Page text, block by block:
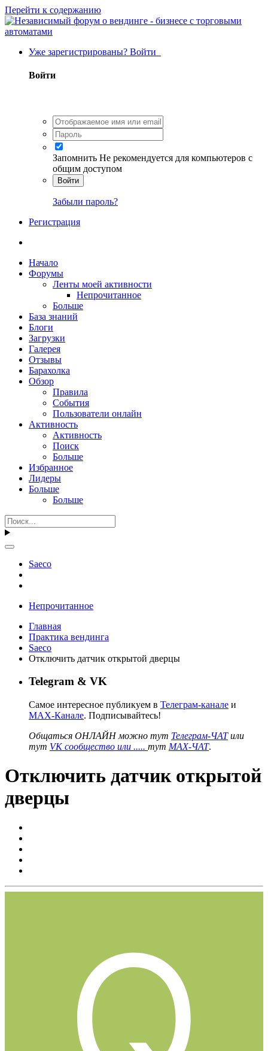
Перейти к содержанию
Уже зарегистрированы? Войти
Войти
Запомнить Не рекомендуется для компьютеров с
общим доступом
Войти
Забыли пароль?
Регистрация
Начало
Форумы
Ленты моей активности
Непрочитанное
Больше
База знаний
Блоги
Загрузки
Галерея
Отзывы
Барахолка
Обзор
Правила
События
Пользователи онлайн
Активность
Активность
Поиск
Больше
Избранное
Лидеры
Больше
Больше
Saeco
Непрочитанное
Главная
Практика вендинга
Saeco
Отключить датчик открытой дверцы
Telegram & VK
Самое интересное публикуем в Телеграм-канале и
MAX-Канале. Подписывайтесь!
Общаться ОНЛАЙН можно тут Телеграм-ЧАТили
тут VK сообщество или ..... тут MAX-ЧАТ.
Отключить датчик открытой
дверцы